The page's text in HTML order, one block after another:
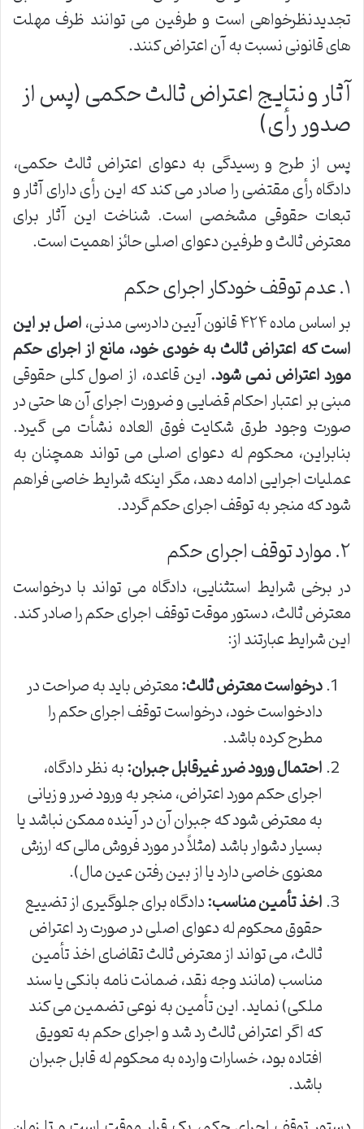
تجدیدنظرخواهی است و طرفین می توانند ظرف مهلت
های قانونی نسبت به آن اعتراض کنند.
آثار و نتایج اعتراض ثالث حکمی (پس از
صدور رأی)
پس از طرح و رسیدگی به دعوای اعتراض ثالث حکمی،
دادگاه رأی مقتضی را صادر می کند که این رأی دارای آثار و
تبعات حقوقی مشخصی است. شناخت این آثار برای
معترض ثالث و طرفین دعوای اصلی حائز اهمیت است.
۱. عدم توقف خودکار اجرای حکم
بر اساس ماده ۴۲۴ قانون آیین دادرسی مدنی،
اصل بر این
است که اعتراض ثالث به خودی خود، مانع از اجرای حکم
مورد اعتراض نمی شود. این قاعده، از اصول کلی حقوقی
مبنی بر اعتبار احکام قضایی و ضرورت اجرای آن ها حتی در
صورت وجود طرق شکایت فوق العاده نشأت می گیرد.
بنابراین، محکوم له دعوای اصلی می تواند همچنان به
عملیات اجرایی ادامه دهد، مگر اینکه شرایط خاصی فراهم
شود که منجر به توقف اجرای حکم گردد.
۲. موارد توقف اجرای حکم
در برخی شرایط استثنایی، دادگاه می تواند با درخواست
معترض ثالث، دستور موقت توقف اجرای حکم را صادر کند.
این شرایط عبارتند از:
درخواست معترض ثالث:معترض باید به صراحت در
دادخواست خود، درخواست توقف اجرای حکم را
مطرح کرده باشد.
احتمال ورود ضرر غیرقابل جبران:به نظر دادگاه،
اجرای حکم مورد اعتراض، منجر به ورود ضرر و زیانی
به معترض شود که جبران آن در آینده ممکن نباشد یا
بسیار دشوار باشد (مثلاً در مورد فروش مالی که ارزش
معنوی خاصی دارد یا از بین رفتن عین مال).
اخذ تأمین مناسب:دادگاه برای جلوگیری از تضییع
حقوق محکوم له دعوای اصلی در صورت رد اعتراض
ثالث، می تواند از معترض ثالث تقاضای اخذ تأمین
مناسب (مانند وجه نقد، ضمانت نامه بانکی یا سند
ملکی) نماید. این تأمین به نوعی تضمین می کند
که اگر اعتراض ثالث رد شد و اجرای حکم به تعویق
افتاده بود، خسارات وارده به محکوم له قابل جبران
باشد.